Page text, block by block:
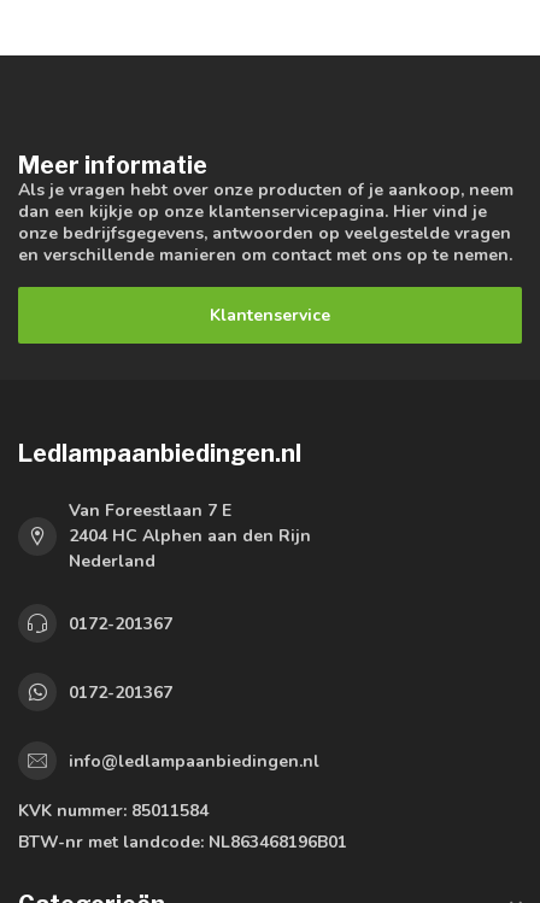
Meer informatie
Als je vragen hebt over onze producten of je aankoop, neem
dan een kijkje op onze klantenservicepagina. Hier vind je
onze bedrijfsgegevens, antwoorden op veelgestelde vragen
en verschillende manieren om contact met ons op te nemen.
Klantenservice
Ledlampaanbiedingen.nl
Van Foreestlaan 7 E
2404 HC Alphen aan den Rijn
Nederland
0172-201367
0172-201367
info@ledlampaanbiedingen.nl
KVK nummer: 85011584
BTW-nr met landcode: NL863468196B01